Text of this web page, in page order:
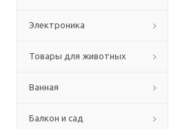
Электроника
Товары для животных
Ванная
Балкон и сад